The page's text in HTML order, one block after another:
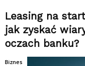
Leasing na
jak zyskać
oczach banku?
Biznes